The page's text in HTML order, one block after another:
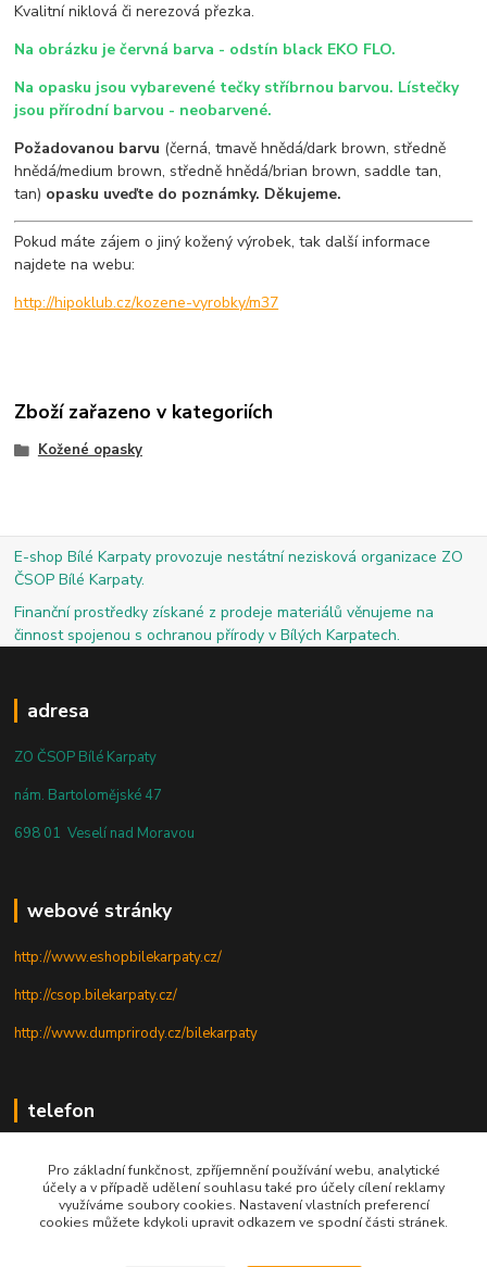
Kvalitní niklová či nerezová přezka.
Na obrázku je červná barva - odstín black EKO FLO.
Na opasku jsou vybarevené tečky stříbrnou barvou. Lístečky
jsou přírodní barvou - neobarvené.
Požadovanou barvu (černá, tmavě hnědá/dark brown, středně
hnědá/medium brown, středně hnědá/brian brown, saddle tan,
tan) opasku uveďte do poznámky. Děkujeme.
Pokud máte zájem o jiný kožený výrobek, tak další informace
najdete na webu:
http://hipoklub.cz/kozene-vyrobky/m37
Zboží zařazeno v kategoriích
Kožené opasky
E-shop Bílé Karpaty provozuje nestátní nezisková organizace ZO
ČSOP Bílé Karpaty.
Finanční prostředky získané z prodeje materiálů věnujeme na
činnost spojenou s ochranou přírody v Bílých Karpatech.
adresa
ZO ČSOP Bílé Karpaty
nám. Bartolomějské 47
698 01 Veselí nad Moravou
webové stránky
http://www.eshopbilekarpaty.cz/
http://csop.bilekarpaty.cz/
http://www.dumprirody.cz/bilekarpaty
telefon
+420 727 880 789
PO - PÁ: 9 - 17
Pro základní funkčnost, zpříjemnění používání webu, analytické
účely a v případě udělení souhlasu také pro účely cílení reklamy
využíváme soubory cookies. Nastavení vlastních preferencí
cookies můžete kdykoli upravit odkazem ve spodní části stránek.